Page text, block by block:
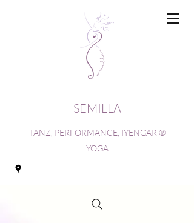
SEMILLA
TANZ, PERFORMANCE, IYENGAR ®
YOGA